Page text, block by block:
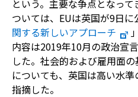
という。主要な争点となっ
ついては、EUは英国が9日に
関する新しいアプローチ
内容は2019年10月の政治宣
した。社会的および雇用面
についても、英国は高い水
指摘した。